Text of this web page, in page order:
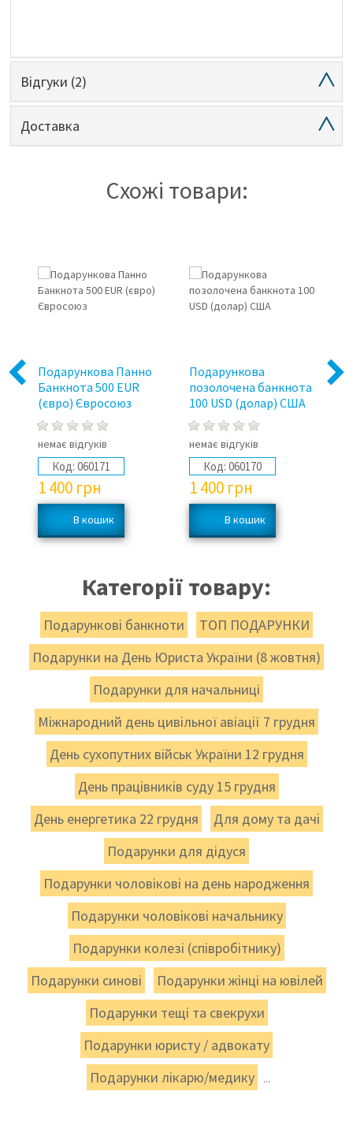
Відгуки (2)
Доставка
Схожі товари:
PreviousПодарункова Панно
Банкнота 500 EUR
(євро) Євросоюз
немає відгуків
Код: 060171
1 400 грн
Подарункова
позолочена банкнота
100 USD (долар) США
немає відгуків
Код: 060170
1 400 грн
Next
Категорії товару:
Подарункові банкноти
ТОП ПОДАРУНКИ
Подарунки на День Юриста України (8 жовтня)
Подарунки для начальниці
Міжнародний день цивільної авіації 7 грудня
День сухопутних військ України 12 грудня
День працівників суду 15 грудня
День енергетика 22 грудня
Для дому та дачі
Подарунки для дідуся
Подарунки чоловікові на день народження
Подарунки чоловікові начальнику
Подарунки колезі (співробітнику)
Подарунки синові
Подарунки жінці на ювілей
Подарунки тещі та свекрухи
Подарунки юристу / адвокату
Подарунки лікарю/медику
...